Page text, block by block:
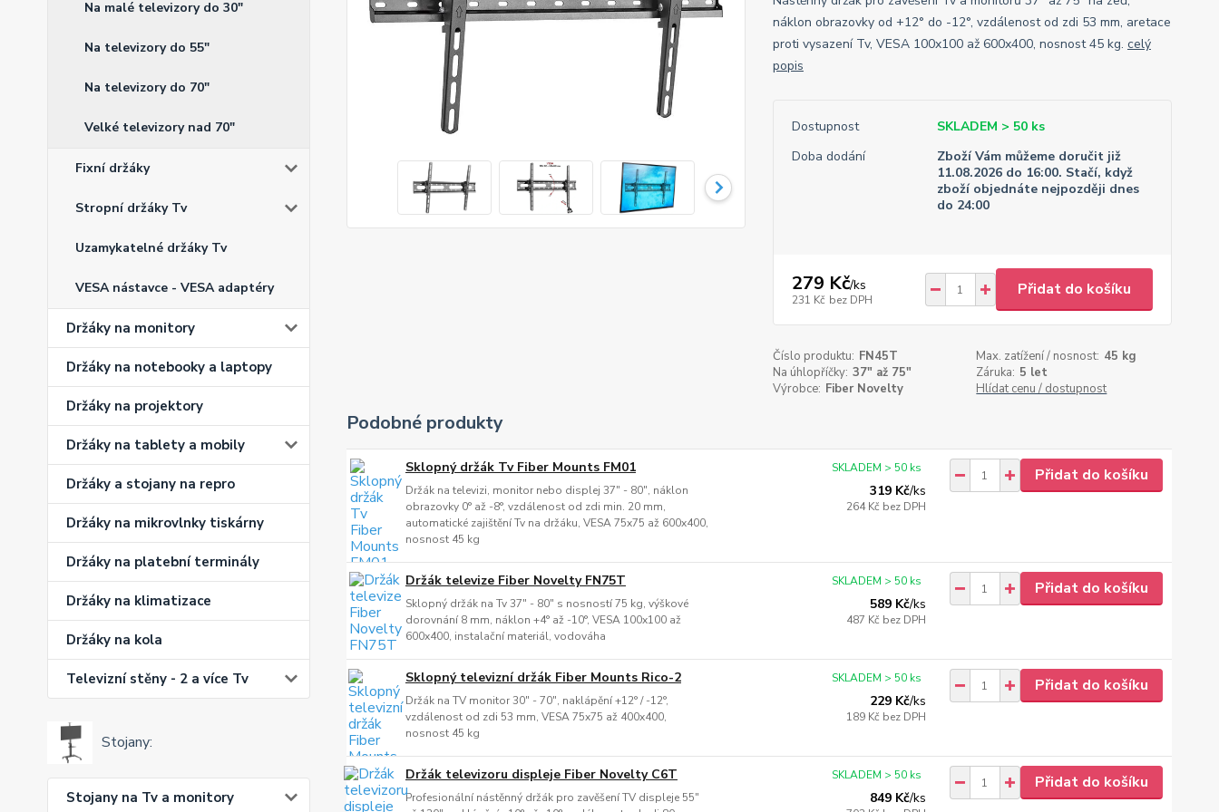
Na malé televizory do 30"
Na televizory do 55"
Na televizory do 70"
Velké televizory nad 70"
Fixní držáky
Stropní držáky Tv
Uzamykatelné držáky Tv
VESA nástavce - VESA adaptéry
Držáky na monitory
Držáky na notebooky a laptopy
Držáky na projektory
Držáky na tablety a mobily
Držáky a stojany na repro
Držáky na mikrovlnky tiskárny
Držáky na platební terminály
Držáky na klimatizace
Držáky na kola
Televizní stěny - 2 a více Tv
Stojany:
Stojany na Tv a monitory
náklon obrazovky od +12° do -12°, vzdálenost od zdi 53 mm, aretace
proti vysazení Tv, VESA 100x100 až 600x400, nosnost 45 kg. celý
popis
Dostupnost
SKLADEM > 50 ks
Doba dodání
Zboží Vám můžeme doručit již
11.08.2026 do 16:00. Stačí, když
zboží objednáte nejpozději dnes
do 24:00
279 Kč/ks
231 Kč bez DPH
Přidat do košíku
Číslo produktu: FN45T Max. zatížení / nosnost: 45 kg
Na úhlopříčky: 37" až 75" Záruka: 5 let
Výrobce: Fiber Novelty Hlídat cenu / dostupnost
Podobné produkty
Sklopný držák Tv Fiber Mounts FM01
Držák na televizi, monitor nebo displej 37" - 80", náklon
obrazovky 0° až -8°, vzdálenost od zdi min. 20 mm,
automatické zajištění Tv na držáku, VESA 75x75 až 600x400,
nosnost 45 kg
319 Kč/ks
264 Kč bez DPH
SKLADEM > 50 ks Přidat do košíku
Držák televize Fiber Novelty FN75T
Sklopný držák na Tv 37" - 80" s nosností 75 kg, výškové
dorovnání 8 mm, náklon +4° až -10°, VESA 100x100 až
600x400, instalační materiál, vodováha
589 Kč/ks
487 Kč bez DPH
SKLADEM > 50 ks Přidat do košíku
Sklopný televizní držák Fiber Mounts Rico-2
Držák na TV monitor 30" - 70", naklápění +12° / -12°,
vzdálenost od zdi 53 mm, VESA 75x75 až 400x400,
nosnost 45 kg
229 Kč/ks
189 Kč bez DPH
SKLADEM > 50 ks Přidat do košíku
Držák televizoru displeje Fiber Novelty C6T
Profesionální nástěnný držák pro zavěšení TV displeje 55"
849 Kč/ks
SKLADEM > 50 ks Přidat do košíku